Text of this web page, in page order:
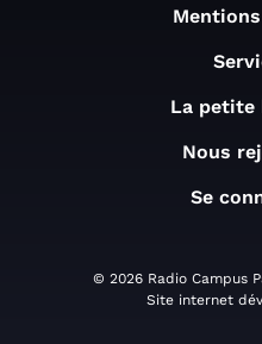
La
Nous
Se
© 2026 Radio Campus
Site internet